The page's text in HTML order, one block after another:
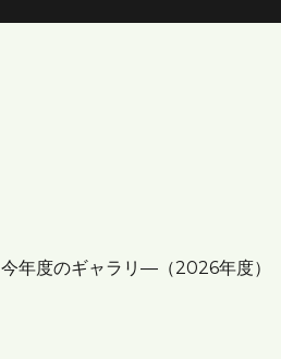
今年度のギャラリ―（2026年度）